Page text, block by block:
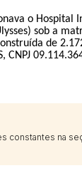
o Hospital
sob a
de
CNPJ
na